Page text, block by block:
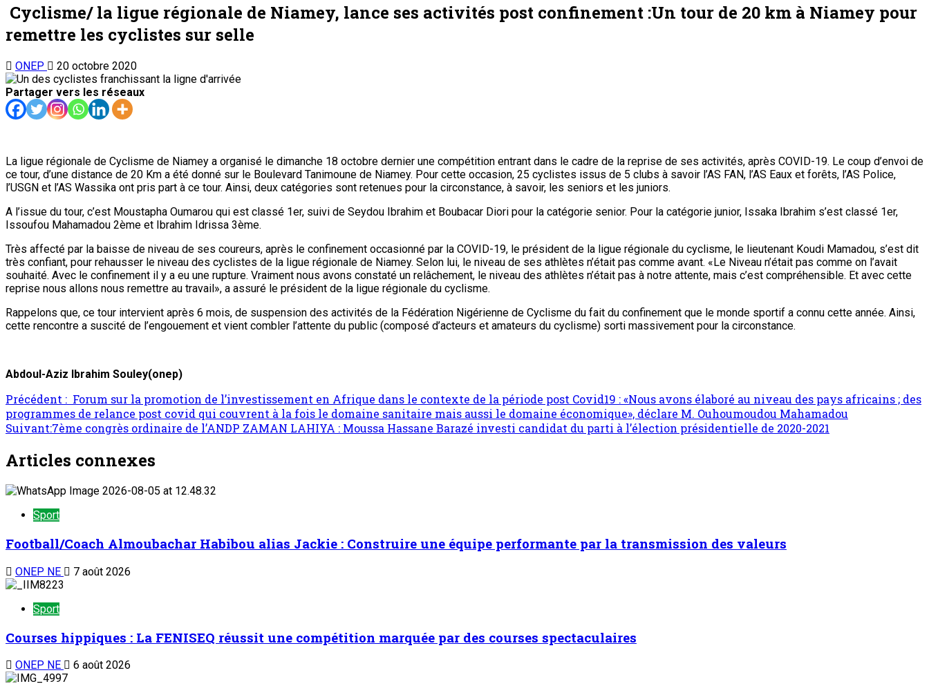
Cyclisme/ la ligue régionale de Niamey, lance ses activités post confinement :Un tour de 20 km à Niamey pour
remettre les cyclistes sur selle
ONEP
20 octobre 2020
Partager vers les réseaux
La ligue régionale de Cyclisme de Niamey a organisé le dimanche 18 octobre dernier une compétition entrant dans le cadre de la reprise de ses activités, après COVID-19. Le coup d’envoi de
ce tour, d’une distance de 20 Km a été donné sur le Boulevard Tanimoune de Niamey. Pour cette occasion, 25 cyclistes issus de 5 clubs à savoir l’AS FAN, l’AS Eaux et forêts, l’AS Police,
l’USGN et l’AS Wassika ont pris part à ce tour. Ainsi, deux catégories sont retenues pour la circonstance, à savoir, les seniors et les juniors.
A l’issue du tour, c’est Moustapha Oumarou qui est classé 1er, suivi de Seydou Ibrahim et Boubacar Diori pour la catégorie senior. Pour la catégorie junior, Issaka Ibrahim s’est classé 1er,
Issoufou Mahamadou 2ème et Ibrahim Idrissa 3ème.
Très affecté par la baisse de niveau de ses coureurs, après le confinement occasionné par la COVID-19, le président de la ligue régionale du cyclisme, le lieutenant Koudi Mamadou, s’est dit
très confiant, pour rehausser le niveau des cyclistes de la ligue régionale de Niamey. Selon lui, le niveau de ses athlètes n’était pas comme avant. «Le Niveau n’était pas comme on l’avait
souhaité. Avec le confinement il y a eu une rupture. Vraiment nous avons constaté un relâchement, le niveau des athlètes n’était pas à notre attente, mais c’est compréhensible. Et avec cette
reprise nous allons nous remettre au travail», a assuré le président de la ligue régionale du cyclisme.
Rappelons que, ce tour intervient après 6 mois, de suspension des activités de la Fédération Nigérienne de Cyclisme du fait du confinement que le monde sportif a connu cette année. Ainsi,
cette rencontre a suscité de l’engouement et vient combler l’attente du public (composé d’acteurs et amateurs du cyclisme) sorti massivement pour la circonstance.
Abdoul-Aziz Ibrahim Souley(onep)
Précédent : Forum sur la promotion de l’investissement en Afrique dans le contexte de la période post Covid19 : «Nous avons élaboré au niveau des pays africains ; des
programmes de relance post covid qui couvrent à la fois le domaine sanitaire mais aussi le domaine économique», déclare M. Ouhoumoudou Mahamadou
Suivant:7ème congrès ordinaire de l’ANDP ZAMAN LAHIYA : Moussa Hassane Barazé investi candidat du parti à l’élection présidentielle de 2020-2021
Articles connexes
Sport
Football/Coach Almoubachar Habibou alias Jackie : Construire une équipe performante par la transmission des valeurs
ONEP NE 7 août 2026
Sport
Courses hippiques : La FENISEQ réussit une compétition marquée par des courses spectaculaires
ONEP NE 6 août 2026